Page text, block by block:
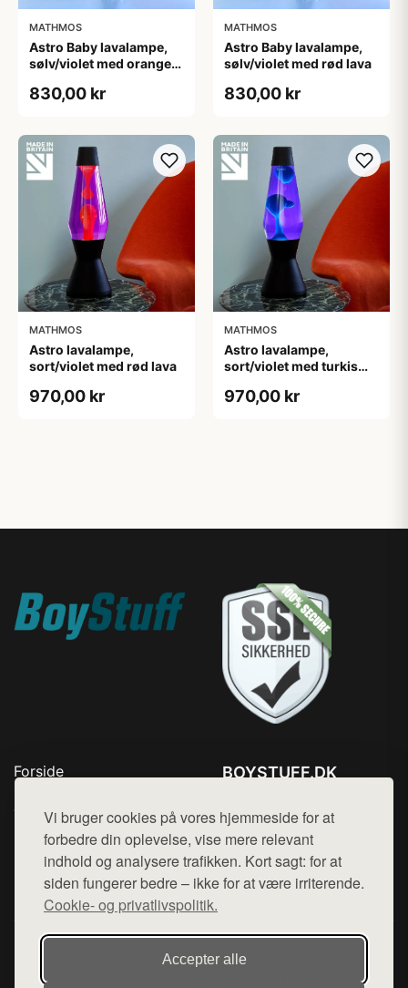
Vi bruger cookies på vores hjemmeside for at
forbedre din oplevelse, vise mere relevant
indhold og analysere trafikken. Kort sagt: for at
siden fungerer bedre – ikke for at være irriterende.
Cookie- og privatlivspolitik.
Accepter alle
MATHMOS
Astro Baby lavalampe,
sølv/violet med orange
830,00 kr
MATHMOS
Astro Baby lavalampe,
sølv/violet med rød lava
830,00 kr
MATHMOS
Astro lavalampe,
sort/violet med rød lava
970,00 kr
MATHMOS
Astro lavalampe,
sort/violet med turkis
970,00 kr
Forside
Top Rabatter
Kontakt
BOYSTUFF.DK
Mail: hej@want.dk
Cookie- og privatlivspolitik
Denne side er en del af want.dk, der udgiver en række
hjemmesider med præsentation af forskellige produkter fra